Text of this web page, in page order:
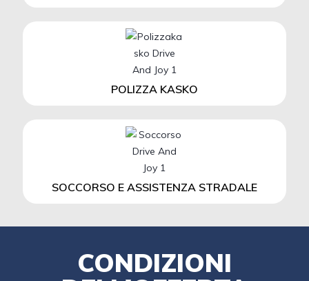
POLIZZA KASKO
SOCCORSO E ASSISTENZA STRADALE
CONDIZIONI